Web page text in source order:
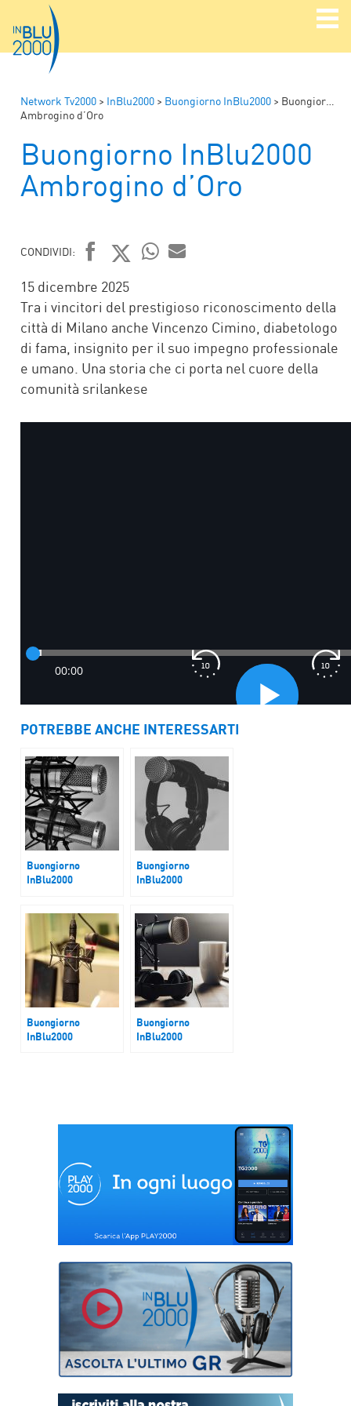
Network Tv2000 > InBlu2000 > Buongiorno InBlu2000 > Buongiorno InBlu2000
Ambrogino d’Oro
Buongiorno InBlu2000
Ambrogino d’Oro
CONDIVIDI:
FACEBOOK
TWITTER
15 dicembre 2025
Tra i vincitori del prestigioso riconoscimento della
città di Milano anche Vincenzo Cimino, diabetologo
di fama, insignito per il suo impegno professionale
e umano. Una storia che ci porta nel cuore della
comunità srilankese
POTREBBE ANCHE INTERESSARTI
Buongiorno
InBlu2000
Buongiorno
InBlu2000
e innovazione
Buongiorno
InBlu2000
Buongiorno
InBlu2000